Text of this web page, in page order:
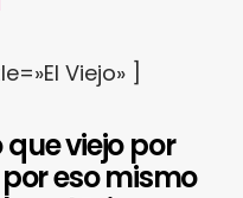
Viejo» ]
viejo por
eso mismo